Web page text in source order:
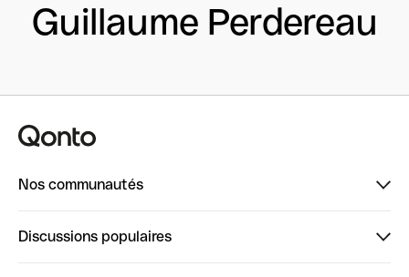
Guillaume Perdereau
Nos communautés
Discussions populaires